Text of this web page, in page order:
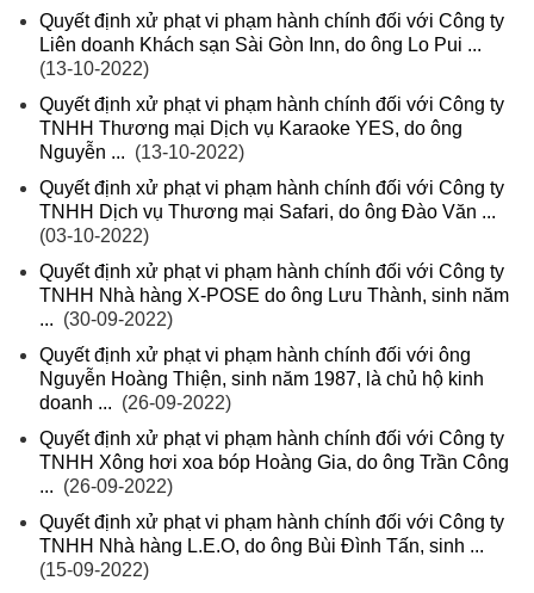
Quyết định xử phạt vi phạm hành chính đối với Công ty
Liên doanh Khách sạn Sài Gòn Inn, do ông Lo Pui ...
(13-10-2022)
Quyết định xử phạt vi phạm hành chính đối với Công ty
TNHH Thương mại Dịch vụ Karaoke YES, do ông
Nguyễn ... (13-10-2022)
Quyết định xử phạt vi phạm hành chính đối với Công ty
TNHH Dịch vụ Thương mại Safari, do ông Đào Văn ...
(03-10-2022)
Quyết định xử phạt vi phạm hành chính đối với Công ty
TNHH Nhà hàng X-POSE do ông Lưu Thành, sinh năm
... (30-09-2022)
Quyết định xử phạt vi phạm hành chính đối với ông
Nguyễn Hoàng Thiện, sinh năm 1987, là chủ hộ kinh
doanh ... (26-09-2022)
Quyết định xử phạt vi phạm hành chính đối với Công ty
TNHH Xông hơi xoa bóp Hoàng Gia, do ông Trần Công
... (26-09-2022)
Quyết định xử phạt vi phạm hành chính đối với Công ty
TNHH Nhà hàng L.E.O, do ông Bùi Đình Tấn, sinh ...
(15-09-2022)